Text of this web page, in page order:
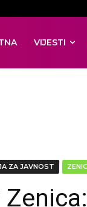
VIJESTI
ZA JAVNOST